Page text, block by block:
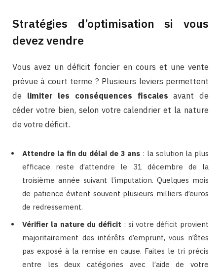
Stratégies d’optimisation si vous
devez vendre
Vous avez un déficit foncier en cours et une vente
prévue à court terme ? Plusieurs leviers permettent
de limiter les conséquences fiscales avant de
céder votre bien, selon votre calendrier et la nature
de votre déficit.
Attendre la fin du délai de 3 ans : la solution la plus
efficace reste d’attendre le 31 décembre de la
troisième année suivant l’imputation. Quelques mois
de patience évitent souvent plusieurs milliers d’euros
de redressement.
Vérifier la nature du déficit : si votre déficit provient
majoritairement des intérêts d’emprunt, vous n’êtes
pas exposé à la remise en cause. Faites le tri précis
entre les deux catégories avec l’aide de votre